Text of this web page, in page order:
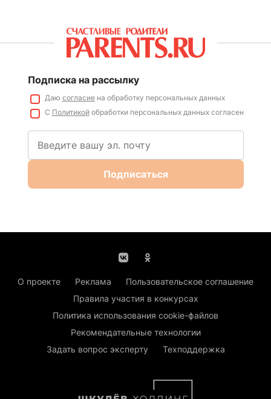
Подписка на рассылку
Даю согласиена обработку персональных данных
С Политикойобработки персональных данных согласен
Подписаться
О проекте Реклама
Пользовательское соглашение
Правила участия в конкурсах
Политика использования cookie-файлов
Рекомендательные технологии
Задать вопрос эксперту
Техподдержка